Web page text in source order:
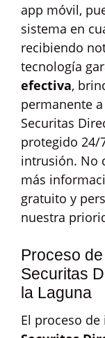
app móvil,
sistema en
recibiendo
tecnología
efectiva,
permanente
Securitas
protegido 24/
intrusión. No
más
gratuito y
nuestra
Proceso
Securitas
la Laguna
El proceso